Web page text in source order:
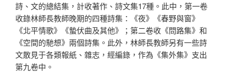
詩、文的總結集，計收著作、詩文集17種。此中，第一卷
收錄林師長教師晚期的四種詩集：《夜》《春野與窗》
《北平情歌》《蟄伏曲及其他》；第二卷收《問路集》和
《空間的馳想》兩個詩集。此外，林師長教師另有一些詩
文散見于各類報紙、雜志，經編錄，作為《集外集》支出
第九卷中。